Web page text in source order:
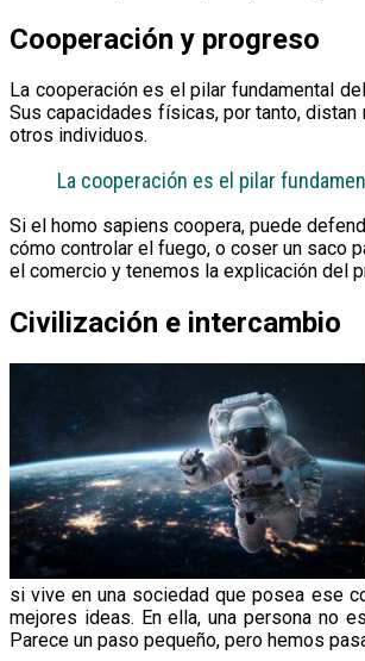
Cooperación y progreso
La cooperación es el pilar fundamental
Sus capacidades físicas, por tanto,
otros individuos.
La cooperación es el pilar
Si el homo sapiens coopera, puede
cómo controlar el fuego, o coser un saco
el comercio y tenemos la explicación del
Civilización e intercambio
si vive en una sociedad que posea ese
mejores ideas. En ella, una persona no
Parece un paso pequeño, pero hemos